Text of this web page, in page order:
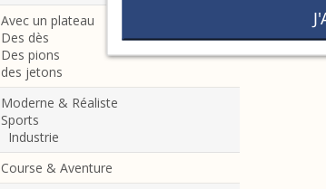
Avec un plateau
Des dès
Des pions
des jetons
Moderne & Réaliste
Sports
Industrie
Course & Aventure